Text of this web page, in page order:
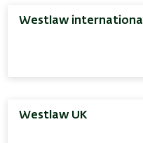
Westlaw international
Westlaw UK